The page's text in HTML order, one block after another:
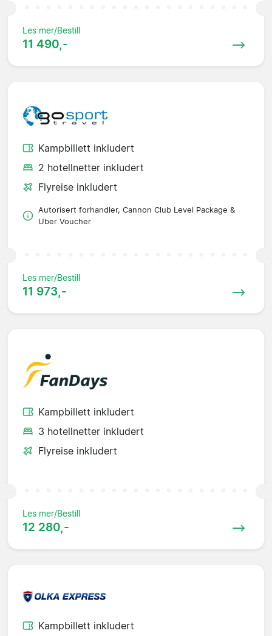
Les mer/Bestill
11 490,-
Kampbillett inkludert
2 hotellnetter inkludert
Flyreise inkludert
Autorisert forhandler, Cannon Club Level Package &
Uber Voucher
Les mer/Bestill
11 973,-
Kampbillett inkludert
3 hotellnetter inkludert
Flyreise inkludert
Les mer/Bestill
12 280,-
Kampbillett inkludert